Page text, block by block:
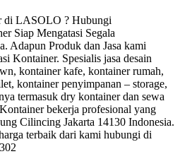
di LASOLO ? Hubungi
Siap Mengatasi Segala
Adapun Produk dan Jasa kami
Kontainer. Spesialis jasa desain
kontainer kafe, kontainer rumah,
kontainer penyimpanan – storage,
termasuk dry kontainer dan sewa
bekerja profesional yang
Cilincing Jakarta 14130 Indonesia.
terbaik dari kami hubungi di